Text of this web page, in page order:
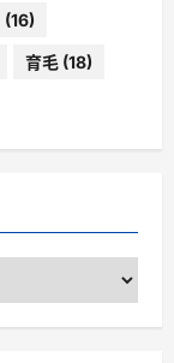
(16)
育毛 (18)